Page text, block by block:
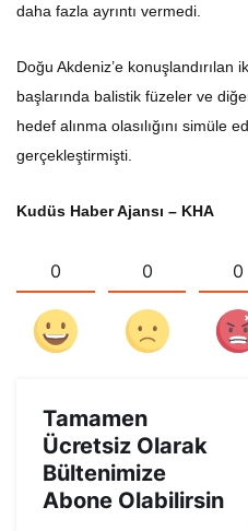
daha fazla ayrıntı vermedi.
Doğu Akdeniz’e konuşlandırılan
başlarında balistik füzeler ve
hedef alınma olasılığını simüle
gerçekleştirmişti.
Kudüs Haber Ajansı – KHA
0 0 0
Tamamen
Ücretsiz Olarak
Bültenimize
Abone Olabilirsin